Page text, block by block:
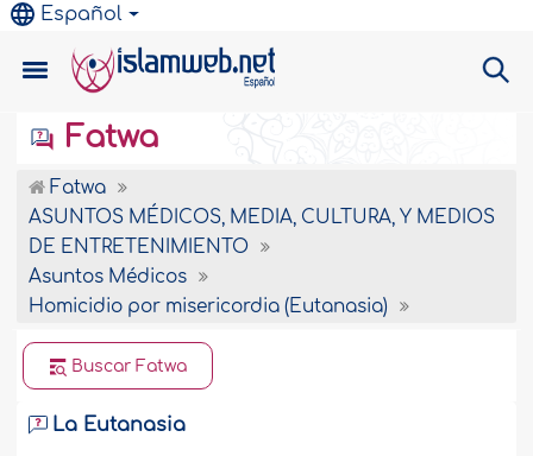
Español
Fatwa
Fatwa
ASUNTOS MÉDICOS, MEDIA, CULTURA, Y MEDIOS
DE ENTRETENIMIENTO
Asuntos Médicos
Homicidio por misericordia (Eutanasia)
Buscar Fatwa
La Eutanasia